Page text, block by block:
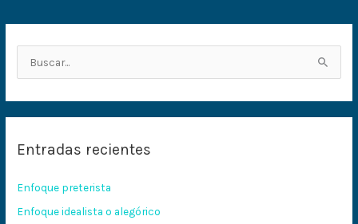
a
p
o
Entradas recientes
Enfoque preterista
Enfoque idealista o alegórico